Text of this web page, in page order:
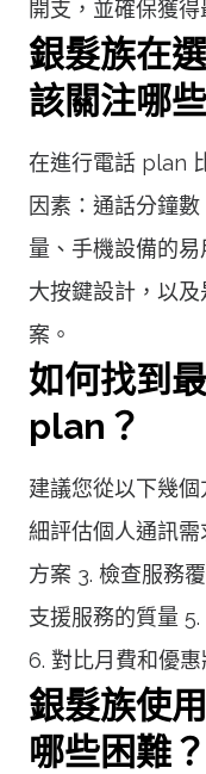
開支，並確保獲
銀髮族在
該關注哪
在進行電話 plan
因素：通話分鐘
量、手機設備的
大按鍵設計，以
案。
如何找到
plan？
建議您從以下幾
細評估個人通訊
方案 3. 檢查服務
支援服務的質量
6. 對比月費和優
銀髮族使
哪些困難？